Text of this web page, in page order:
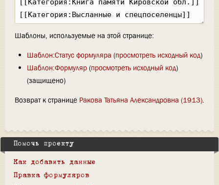
Шаблоны, используемые на этой странице:
Шаблон:Статус формуляра (просмотреть исходный код)
Шаблон:Формуляр(просмотреть исходный код)
(защищено)
Возврат к странице Ракова Татьяна Александровна (1913).
Помочь проекту
Как добавить данные
Правка формуляров